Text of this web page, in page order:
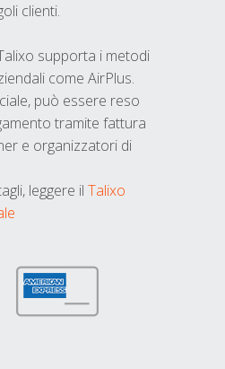
clienti.
supporta i metodi
come AirPlus.
può essere reso
tramite fattura
e organizzatori di
leggere il Talixo